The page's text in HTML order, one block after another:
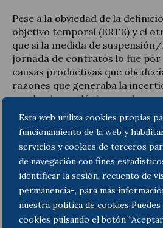
Esta web utiliza cookies propias
funcionamiento de la web y
servicios y cookies de terceros
de navegación con fines
identificar la sesión, recuento de
permanencia-, para más
nuestra politica de cookies
cookies pulsando el botón
Pese a la obviedad de la
objetivo temporal (ERTE) y el
que si la medida de
jornada de contratos lo fue
causas productivas que
razones que generaba la
pandemia, era lógico que la
decisión de adoptar una
En cambio,si las causas que
empresarial tienen una
como por ejemplo la reducción
producir comunicada de forma
por el principal cliente de la
productivasjustifican un ERE.